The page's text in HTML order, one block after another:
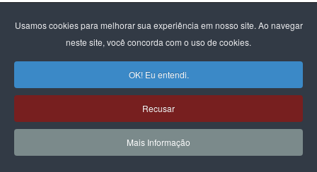
Usamos cookies para melhorar sua experiência em nosso site. Ao navegar
neste site, você concorda com o uso de cookies.
OK! Eu entendi.
Recusar
Mais Informação
behind the world’s most powerful number. Londres: Zed
Books, 2013.
Capitalism and degrowth: an
impossibility theorem. Monthly Review,62(8), Janeiro 2011.
Georgescu-Roegen, Nicholas.The Entropy Law and the
economic process. Harvard: Harvard U.P., 1971.